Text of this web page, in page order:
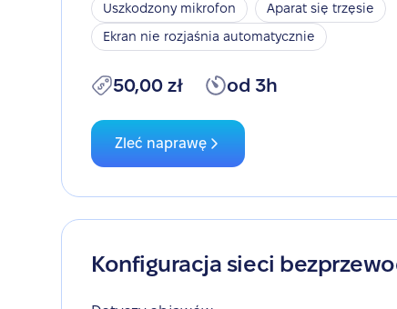
Uszkodzony mikrofon
Aparat się trzęsie
Ekran nie rozjaśnia automatycznie
50,00 zł od 3h
Zleć naprawę
Konfiguracja sieci